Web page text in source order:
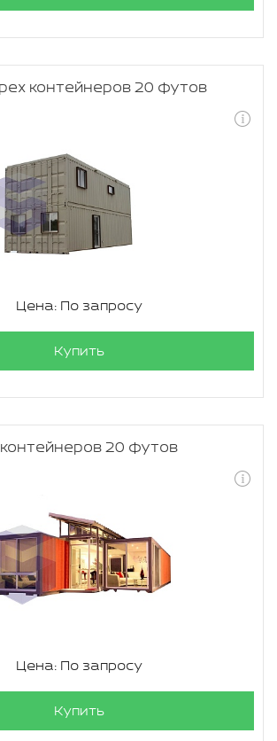
контейнеров 20 футов
Цена: По запросу
Купить
20 футов
Цена: По запросу
Купить